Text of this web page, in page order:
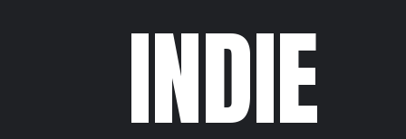
INDIE